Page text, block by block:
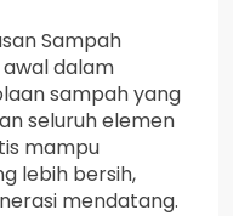
Sampah
dalam
sampah yang
seluruh elemen
mampu
lebih bersih,
mendatang.